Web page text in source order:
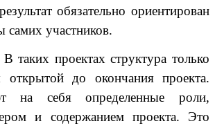
обязательно ориентирован
самих участников.
В таких проектах структура только
открытой до окончания проекта.
на себя определенные роли,
и содержанием проекта. Это